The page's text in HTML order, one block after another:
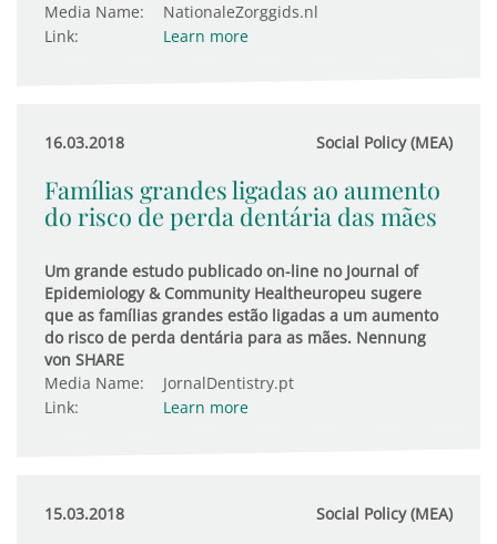
Media Name:
NationaleZorggids.nl
Link:
Learn more
16.03.2018 Social Policy (MEA)
Famílias grandes ligadas ao aumento
do risco de perda dentária das mães
Um grande estudo publicado on-line no Journal of
Epidemiology & Community Healtheuropeu sugere
que as famílias grandes estão ligadas a um aumento
do risco de perda dentária para as mães. Nennung
von SHARE
Media Name:
JornalDentistry.pt
Link:
Learn more
15.03.2018 Social Policy (MEA)